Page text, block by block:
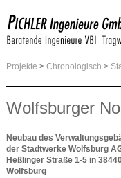
Projekte > Chronologisch >
Wolfsburger
Neubau des
der Stadtwerke Wolfsburg
Heßlinger Straße 1-5 in
Wolfsburg